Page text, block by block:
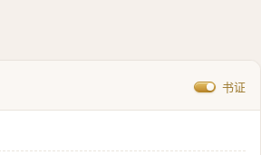
书证